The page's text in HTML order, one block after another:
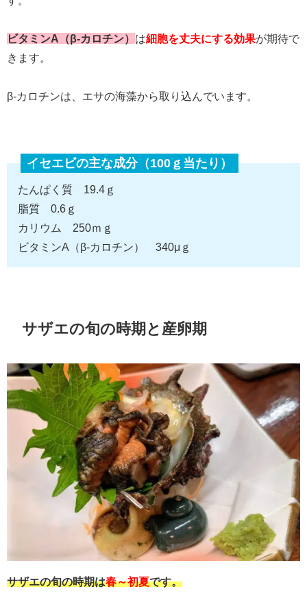
ビタミンA（β-カロチン） は細胞を丈夫にする効果が期待で
きます。
β-カロチンは、エサの海藻から取り込んでいます。
イセエビの主な成分（100ｇ当たり）
たんぱく質 19.4ｇ
脂質 0.6ｇ
カリウム 250ｍｇ
ビタミンA（β-カロチン） 340μｇ
サザエの旬の時期と産卵期
サザエの旬の時期は春～初夏です。